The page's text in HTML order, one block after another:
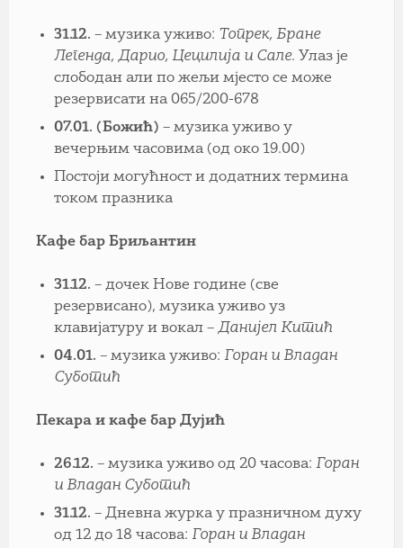
31.12. – музика уживо: Топрек, Бране
Легенда, Дарио, Цецилија и Сале. Улаз је
слободан али по жељи мјесто се може
резервисати на 065/200-678
07.01. (Божић) – музика уживо у
вечерњим часовима (од око 19.00)
Постоји могућност и додатних термина
током празника
Кафе бар Бриљантин
31.12. – дочек Нове године (све
резервисано), музика уживо уз
клавијатуру и вокал – Данијел Китић
04.01. – музика уживо: Горан и Владан
Суботић
Пекара и кафе бар Дујић
26.12. – музика уживо од 20 часова: Горан
и Владан Суботић
31.12. – Дневна журка у празничном духу
од 12 до 18 часова: Горан и Владан